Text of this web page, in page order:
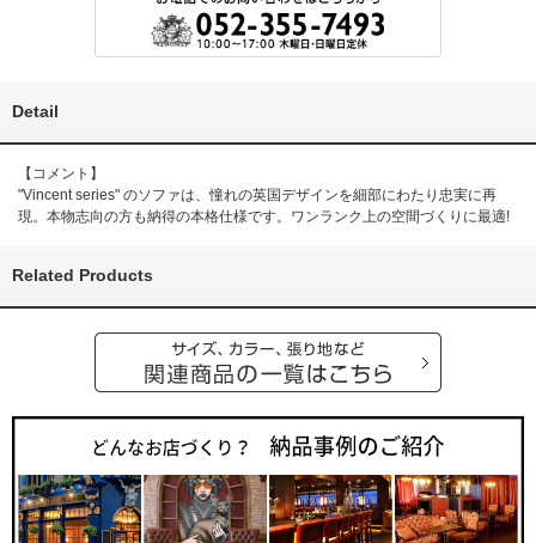
Detail
【コメント】
"Vincent series" のソファは、憧れの英国デザインを細部にわたり忠実に再
現。本物志向の方も納得の本格仕様です。ワンランク上の空間づくりに最適!
Related Products